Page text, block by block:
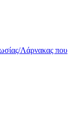
Λάρνακας που